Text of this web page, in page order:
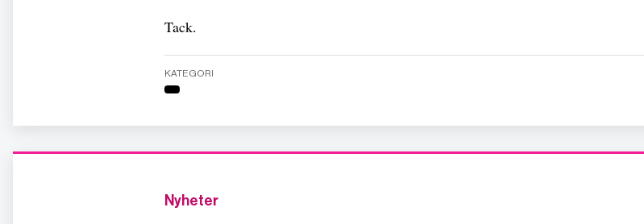
Tack.
KATEGORI
Nyheter